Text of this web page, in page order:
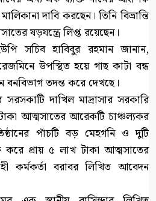
দাবি করছেন। তিনি বিভ্রান্তি
ষড়যন্ত্রে লিপ্ত রয়েছেন।
সচিব হাবিবুর রহমান জানান,
উপস্থিত হয়ে গাছ কাটা বন্ধ
বনবিভাগ তদন্ত করে দেখছে।
দাখিল মাদ্রাসার সরকারি
আত্মসাতের আরেকটি চাঞ্চল্যকর
পাঁচটি বড় মেহগনি ও দুটি
করে প্রায় ৫ লাখ টাকা আত্মসাতের
কর্মকর্তা বরাবর লিখিত আবেদন